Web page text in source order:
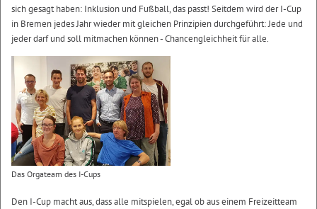
sich gesagt haben: Inklusion und Fußball, das passt! Seitdem wird der I-Cup
in Bremen jedes Jahr wieder mit gleichen Prinzipien durchgeführt: Jede und
jeder darf und soll mitmachen können - Chancengleichheit für alle.
Das Orgateam des I-Cups
Den I-Cup macht aus, dass alle mitspielen, egal ob aus einem Freizeitteam